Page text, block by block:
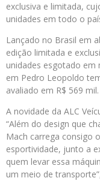
exclusiva e limitada,
unidades em todo o
Lançado no Brasil em
edição limitada e
unidades esgotado em
em Pedro Leopoldo
avaliado em R$ 569 mil.
A novidade da ALC
“Além do design que
Mach carrega consigo
esportividade, junto a
quem levar essa
um meio de